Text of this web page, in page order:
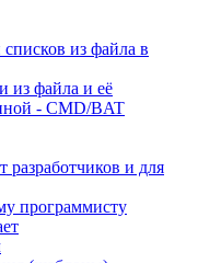
из файла в
из файла и её
- CMD/BAT
разработчиков и для
программисту